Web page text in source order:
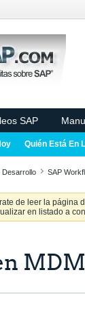
SAP
Quién Está En
Desarrollo SAP
de leer la página
en listado a
MDM